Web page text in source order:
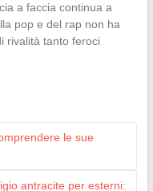
a faccia continua a
pop e del rap non ha
rivalità tanto feroci
le sue
antracite per esterni: